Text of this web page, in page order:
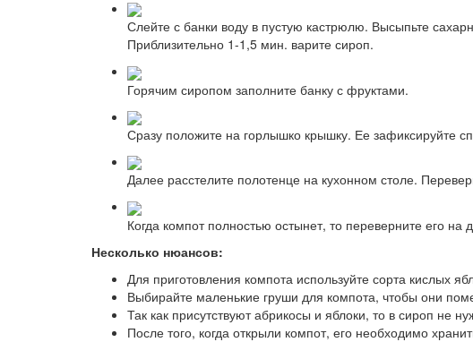
Слейте с банки воду в пустую кастрюлю. Высыпьте
Приблизительно 1-1,5 мин. варите сироп.
Горячим сиропом заполните банку с фруктами.
Сразу положите на горлышко крышку. Ее зафиксируйте
Далее расстелите полотенце на кухонном столе.
Когда компот полностью остынет, то переверните его
Несколько нюансов:
Для приготовления компота используйте сорта кислых
Выбирайте маленькие груши для компота, чтобы они
Так как присутствуют абрикосы и яблоки, то в сироп не
После того, когда открыли компот, его необходимо